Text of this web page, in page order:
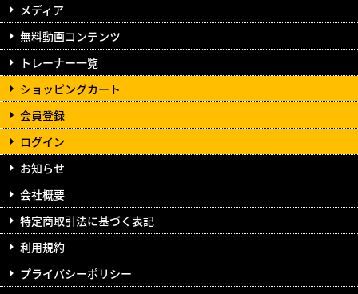
メディア
無料動画コンテンツ
トレーナー一覧
ショッピングカート
会員登録
ログイン
お知らせ
会社概要
特定商取引法に基づく表記
利用規約
プライバシーポリシー